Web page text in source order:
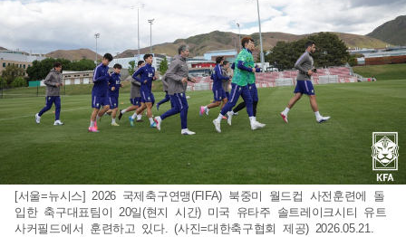
[서울=뉴시스] 2026 국제축구연맹(FIFA) 북중미 월드컵 사전훈련에 돌
입한 축구대표팀이 20일(현지 시간) 미국 유타주 솔트레이크시티 유트
사커필드에서 훈련하고 있다. (사진=대한축구협회 제공) 2026.05.21.